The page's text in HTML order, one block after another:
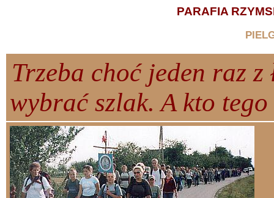
PARAFIA
Trzeba choć jeden raz
wybrać szlak. A kto